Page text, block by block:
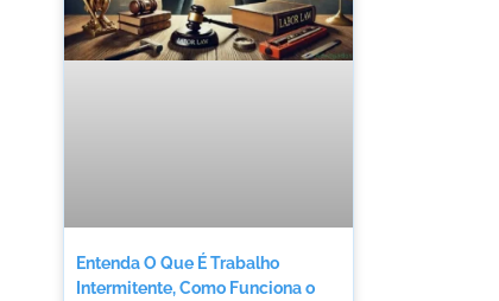
Entenda O Que É Trabalho
Intermitente, Como Funciona o